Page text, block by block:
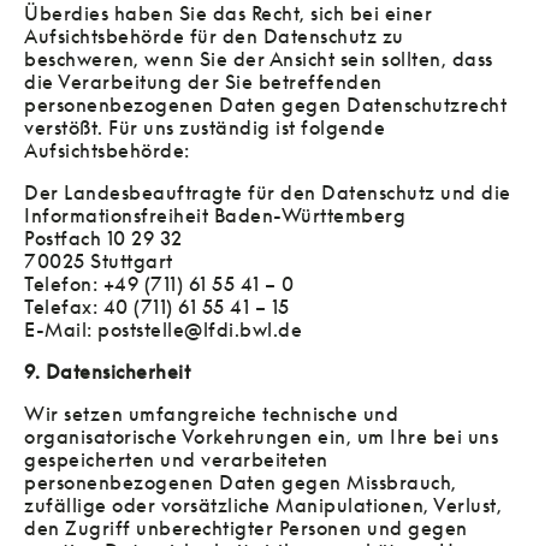
Überdies haben Sie das Recht, sich bei einer
Aufsichtsbehörde für den Datenschutz zu
beschweren, wenn Sie der Ansicht sein sollten, dass
die Verarbeitung der Sie betreffenden
personenbezogenen Daten gegen Datenschutzrecht
verstößt. Für uns zuständig ist folgende
Aufsichtsbehörde:
Der Landesbeauftragte für den Datenschutz und die
Informationsfreiheit Baden-Württemberg
Postfach 10 29 32
70025 Stuttgart
Telefon: +49 (711) 61 55 41 – 0
Telefax: 40 (711) 61 55 41 – 15
E-Mail: poststelle@lfdi.bwl.de
9. Datensicherheit
Wir setzen umfangreiche technische und
organisatorische Vorkehrungen ein, um Ihre bei uns
gespeicherten und verarbeiteten
personenbezogenen Daten gegen Missbrauch,
zufällige oder vorsätzliche Manipulationen, Verlust,
den Zugriff unberechtigter Personen und gegen